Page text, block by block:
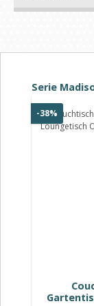
Produktgalerie
Serie
-38% Rabatt